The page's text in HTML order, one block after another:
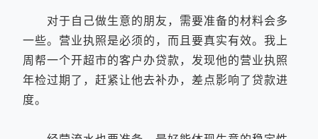
对于自己做生意的朋友，需要准备的材料会多
一些。营业执照是必须的，而且要真实有效。我上
周帮一个开超市的客户办贷款，发现他的营业执照
年检过期了，赶紧让他去补办，差点影响了贷款进
度。